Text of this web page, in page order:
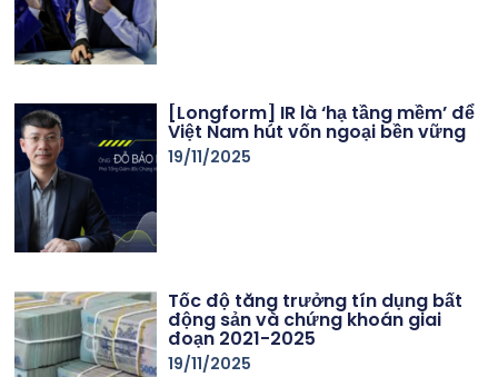
[Longform] IR là ‘hạ tầng mềm’ để
Việt Nam hút vốn ngoại bền vững
19/11/2025
Tốc độ tăng trưởng tín dụng bất
động sản và chứng khoán giai
đoạn 2021-2025
19/11/2025